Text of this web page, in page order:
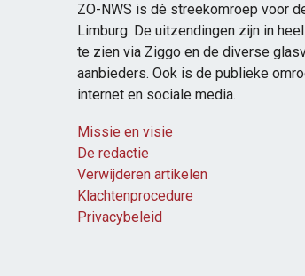
ZO-NWS is dè streekomroep voor
Limburg. De uitzendingen zijn in
te zien via Ziggo en de diverse
aanbieders. Ook is de publieke
internet en sociale media.
Missie en visie
De redactie
Verwijderen artikelen
Klachtenprocedure
Privacybeleid